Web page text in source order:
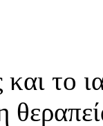
το